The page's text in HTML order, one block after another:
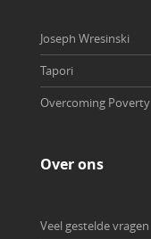
Joseph Wresinski
Tapori
Overcoming Poverty
Over ons
Veel gestelde vragen